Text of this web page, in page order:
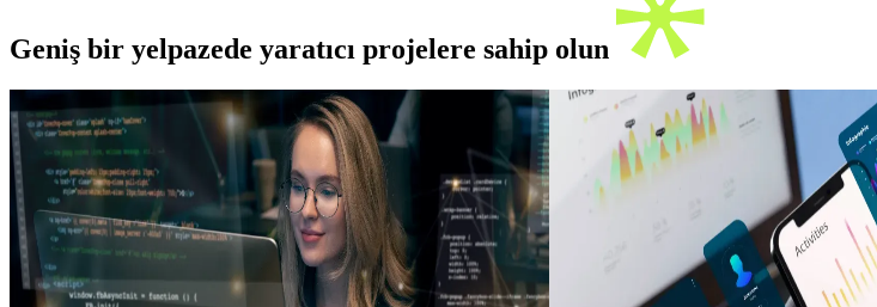
Geniş bir yelpazede yaratıcı projelere sahip olun